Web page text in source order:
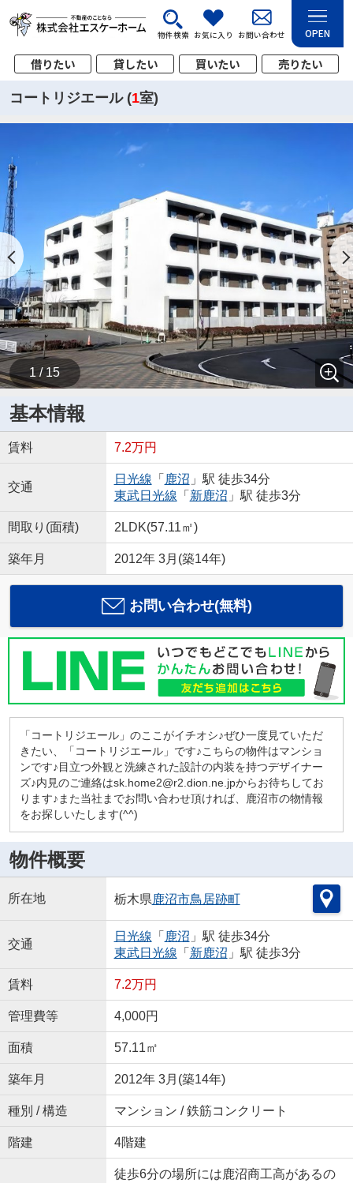
物件検索 お気に入り お問い合わせ OPEN
借りたい 貸したい 買いたい 売りたい
コートリジエール (1室)
1 / 15
基本情報
賃料 7.2万円
交通
日光線 「 鹿沼 」駅 徒歩34分
東武日光線 「 新鹿沼 」駅 徒歩3分
間取り(面積) 2LDK(57.11㎡)
築年月 2012年 3月(築14年)
お問い合わせ(無料)
「コートリジエール」のここがイチオシ♪ぜひ一度見ていただ
きたい、「コートリジエール」です♪こちらの物件はマンショ
ンです♪目立つ外観と洗練された設計の内装を持つデザイナー
ズ♪内見のご連絡はsk.home2@r2.dion.ne.jpからお待ちしてお
ります♪また当社までお問い合わせ頂ければ、鹿沼市の物情報
をお探しいたします(^^)
物件概要
所在地 栃木県鹿沼市鳥居跡町
交通
日光線 「 鹿沼 」駅 徒歩34分
東武日光線 「 新鹿沼 」駅 徒歩3分
賃料 7.2万円
管理費等 4,000円
面積 57.11㎡
築年月 2012年 3月(築14年)
種別 / 構造 マンション / 鉄筋コンクリート
階建 4階建
徒歩6分の場所には鹿沼商工高があるの